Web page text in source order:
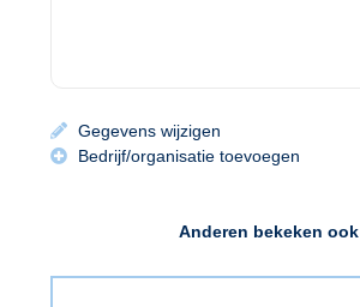
Gegevens wijzigen
Bedrijf/organisatie toevoegen
Anderen bekeken ook